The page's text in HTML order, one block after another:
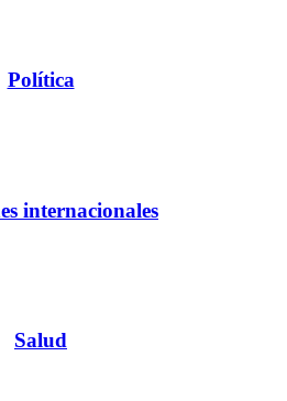
Política
internacionales
Salud